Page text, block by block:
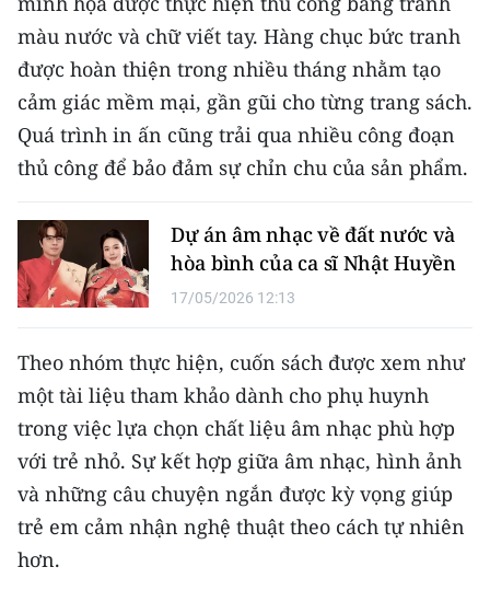
ENGLISH
中文
FRANÇAIS
РУССКИЙ
ESPAÑOL
한국어
màu nước và chữ viết tay. Hàng chục bức tranh
được hoàn thiện trong nhiều tháng nhằm tạo
cảm giác mềm mại, gần gũi cho từng trang sách.
Quá trình in ấn cũng trải qua nhiều công đoạn
thủ công để bảo đảm sự chỉn chu của sản phẩm.
Dự án âm nhạc về đất nước và
hòa bình của ca sĩ Nhật Huyền
17/05/2026 12:13
Theo nhóm thực hiện, cuốn sách được xem như
một tài liệu tham khảo dành cho phụ huynh
trong việc lựa chọn chất liệu âm nhạc phù hợp
với trẻ nhỏ. Sự kết hợp giữa âm nhạc, hình ảnh
và những câu chuyện ngắn được kỳ vọng giúp
trẻ em cảm nhận nghệ thuật theo cách tự nhiên
hơn.